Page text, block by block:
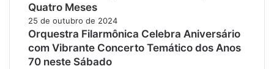
Quatro Meses
25 de outubro de 2024
Orquestra Filarmônica Celebra Aniversário
com Vibrante Concerto Temático dos Anos
70 neste Sábado